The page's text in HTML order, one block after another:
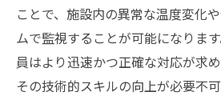
ことで、施設内の異常な温度変化
ムで監視することが可能になりま
員はより迅速かつ正確な対応が求
その技術的スキルの向上が必要不